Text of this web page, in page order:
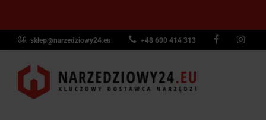
sklep@narzedziowy24.eu +48 600 414 313
Narzędzia
Narzędzia